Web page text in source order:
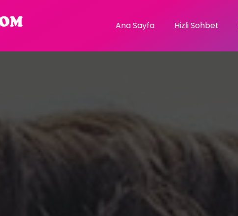
Ana Sayfa Hizli Sohbet